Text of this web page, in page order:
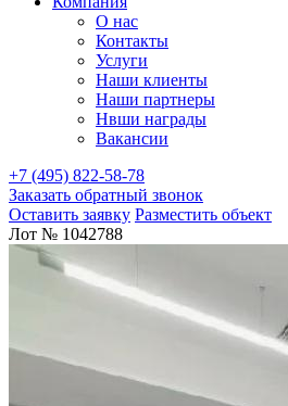
О нас
Контакты
Услуги
Наши клиенты
Наши партнеры
Нвши награды
Вакансии
+7 (495) 822-58-78
Заказать обратный звонок
Оставить заявку Разместить объект
Лот № 1042788